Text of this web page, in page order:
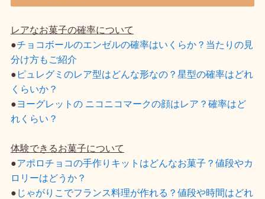
レアなお菓子の確率について
●チョコボールのエンゼルの確率はいくらか？当たりの見
分け方もご紹介
● ピュレグミのレア型はどんな形なの？星型の確率はどれ
くらいか？
●ヨーグレットの ニコニコマークの顔はレア？確率はど
れくらい？
体験できるお菓子について
●アポロチョコの手作りキットはどんなお菓子？値段やカ
ロリーはどうか？
● じゃがりこでフランス料理が作れる？値段や時間はどれ